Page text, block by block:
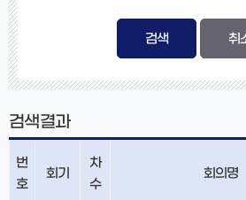
검색
검색결과
번
호
회기
차
수
회의명